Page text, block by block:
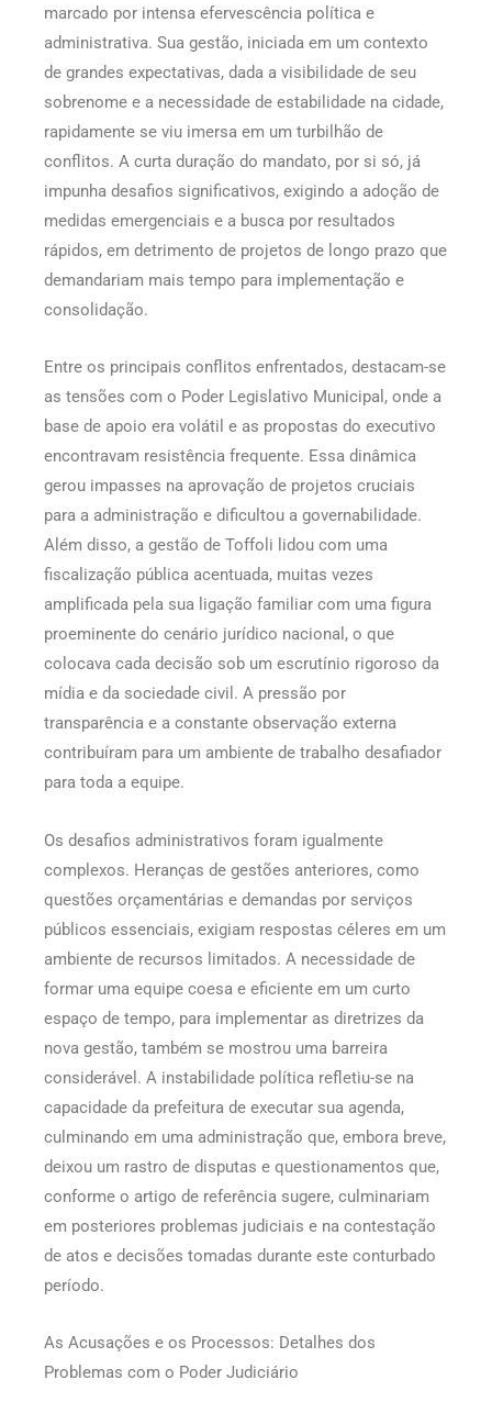
marcado por intensa efervescência política e
administrativa. Sua gestão, iniciada em um contexto
de grandes expectativas, dada a visibilidade de seu
sobrenome e a necessidade de estabilidade na cidade,
rapidamente se viu imersa em um turbilhão de
conflitos. A curta duração do mandato, por si só, já
impunha desafios significativos, exigindo a adoção de
medidas emergenciais e a busca por resultados
rápidos, em detrimento de projetos de longo prazo que
demandariam mais tempo para implementação e
consolidação.
Entre os principais conflitos enfrentados, destacam-se
as tensões com o Poder Legislativo Municipal, onde a
base de apoio era volátil e as propostas do executivo
encontravam resistência frequente. Essa dinâmica
gerou impasses na aprovação de projetos cruciais
para a administração e dificultou a governabilidade.
Além disso, a gestão de Toffoli lidou com uma
fiscalização pública acentuada, muitas vezes
amplificada pela sua ligação familiar com uma figura
proeminente do cenário jurídico nacional, o que
colocava cada decisão sob um escrutínio rigoroso da
mídia e da sociedade civil. A pressão por
transparência e a constante observação externa
contribuíram para um ambiente de trabalho desafiador
para toda a equipe.
Os desafios administrativos foram igualmente
complexos. Heranças de gestões anteriores, como
questões orçamentárias e demandas por serviços
públicos essenciais, exigiam respostas céleres em um
ambiente de recursos limitados. A necessidade de
formar uma equipe coesa e eficiente em um curto
espaço de tempo, para implementar as diretrizes da
nova gestão, também se mostrou uma barreira
considerável. A instabilidade política refletiu-se na
capacidade da prefeitura de executar sua agenda,
culminando em uma administração que, embora breve,
deixou um rastro de disputas e questionamentos que,
conforme o artigo de referência sugere, culminariam
em posteriores problemas judiciais e na contestação
de atos e decisões tomadas durante este conturbado
período.
As Acusações e os Processos: Detalhes dos
Problemas com o Poder Judiciário